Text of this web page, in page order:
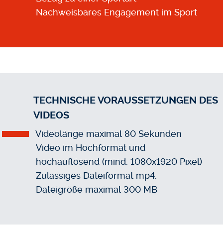
Nachweisbares Engagement im Sport
TECHNISCHE VORAUSSETZUNGEN DES
VIDEOS
Videolänge maximal 80 Sekunden
Video im Hochformat und
hochauflösend (mind. 1080x1920 Pixel)
Zulässiges Dateiformat mp4.
Dateigröße maximal 300 MB